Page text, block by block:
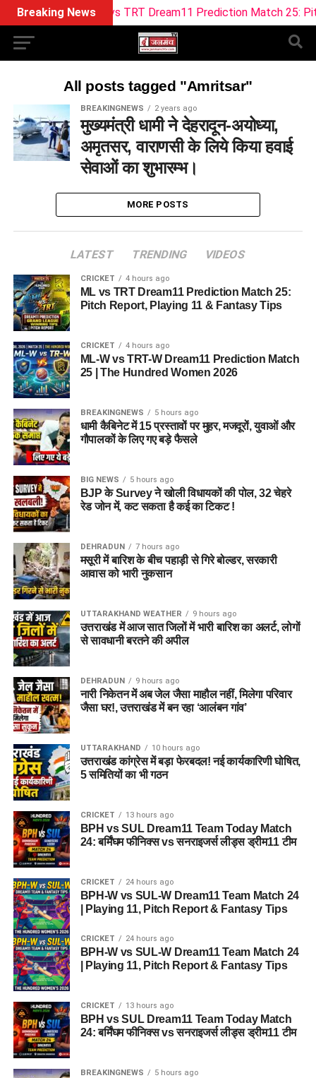
Breaking NewsML vs TRT Dream11 Prediction Match 25:
All posts tagged "Amritsar"
BREAKINGNEWS 2 years ago
मुख्यमंत्री धामी ने देहरादून-अयोध्या,
अमृतसर, वाराणसी के लिये किया हवाई
सेवाओं का शुभारम्भ।
MORE POSTS
LATEST TRENDING VIDEOS
CRICKET 4 hours ago
ML vs TRT Dream11 Prediction Match 25:
Pitch Report, Playing 11 & Fantasy Tips
CRICKET 4 hours ago
ML-W vs TRT-W Dream11 Prediction Match
25 | The Hundred Women 2026
BREAKINGNEWS 5 hours ago
धामी कैबिनेट में 15 प्रस्तावों पर मुहर, मजदूरों, युवाओं और
गौपालकों के लिए गए बड़े फैसले
BIG NEWS 5 hours ago
BJP के Survey ने खोली विधायकों की पोल, 32 चेहरे
रेड जोन में, कट सकता है कई का टिकट !
DEHRADUN 7 hours ago
मसूरी में बारिश के बीच पहाड़ी से गिरे बोल्डर, सरकारी
आवास को भारी नुकसान
UTTARAKHAND WEATHER 9 hours ago
उत्तराखंड में आज सात जिलों में भारी बारिश का अलर्ट, लोगों
से सावधानी बरतने की अपील
DEHRADUN 9 hours ago
नारी निकेतन में अब जेल जैसा माहौल नहीं, मिलेगा परिवार
जैसा घर!, उत्तराखंड में बन रहा ‘आलंबन गांव’
UTTARAKHAND 10 hours ago
उत्तराखंड कांग्रेस में बड़ा फेरबदल! नई कार्यकारिणी घोषित,
5 समितियों का भी गठन
CRICKET 13 hours ago
BPH vs SUL Dream11 Team Today Match
24: बर्मिंघम फीनिक्स vs सनराइजर्स लीड्स ड्रीम11 टीम
CRICKET 24 hours ago
BPH-W vs SUL-W Dream11 Team Match 24
| Playing 11, Pitch Report & Fantasy Tips
CRICKET 24 hours ago
BPH-W vs SUL-W Dream11 Team Match 24
| Playing 11, Pitch Report & Fantasy Tips
CRICKET 13 hours ago
BPH vs SUL Dream11 Team Today Match
24: बर्मिंघम फीनिक्स vs सनराइजर्स लीड्स ड्रीम11 टीम
BREAKINGNEWS 5 hours ago